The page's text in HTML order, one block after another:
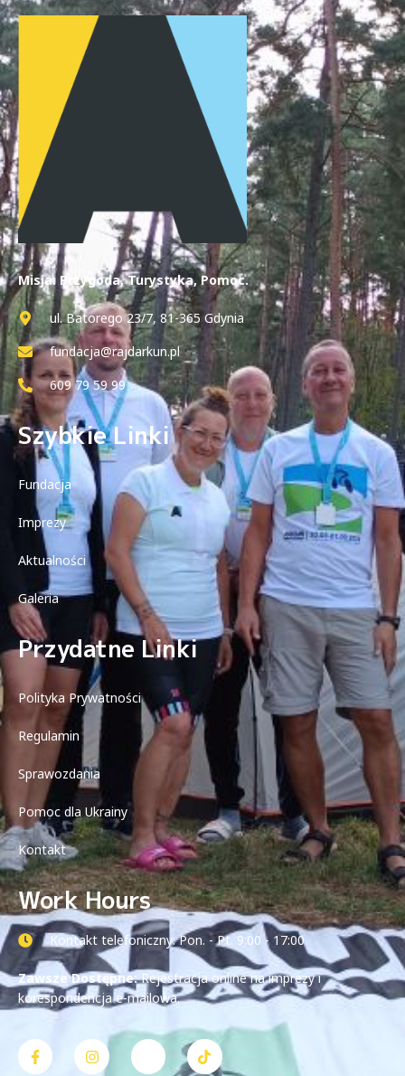
Misja: Przygoda, Turystyka, Pomoc.
ul. Batorego 23/7, 81-365 Gdynia
fundacja@rajdarkun.pl
609 79 59 99
Szybkie Linki
Fundacja
Imprezy
Aktualności
Galeria
Przydatne Linki
Polityka Prywatności
Regulamin
Sprawozdania
Pomoc dla Ukrainy
Kontakt
Work Hours
Kontakt telefoniczny: Pon. - Pt. 9:00 - 17:00
Zawsze Dostępne:Rejestracja online na imprezy i
korespondencja e-mailowa.